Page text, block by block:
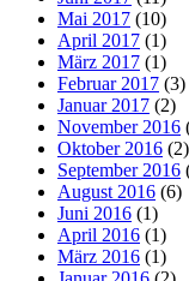
Mai 2017 (10)
April 2017 (1)
März 2017 (1)
Februar 2017 (3)
Januar 2017 (2)
November 2016
Oktober 2016 (2)
September 2016
August 2016 (6)
Juni 2016 (1)
April 2016 (1)
März 2016 (1)